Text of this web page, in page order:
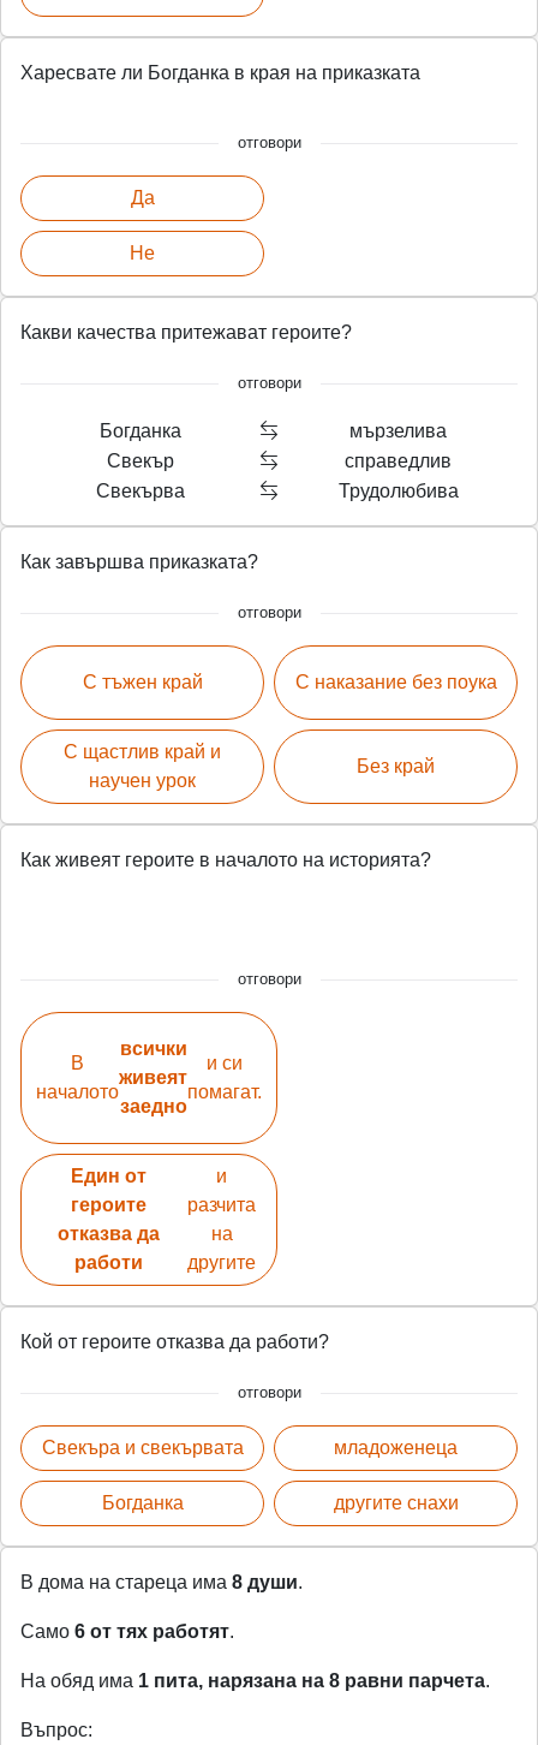
Харесвате ли Богданка в края на приказката
отговори
Да
Не
Какви качества притежават героите?
отговори
Богданка
мързелива
Свекър
справедлив
Свекърва
Трудолюбива
Как завършва приказката?
отговори
С тъжен край
С щастлив край и
научен урок
С наказание без поука
Без край
Как живеят героите в началото на историята?
отговори
В
началото
всички
живеят
заедно
и си
помагат.
Един от
героите
отказва да
работи
и
разчита
на
другите
Кой от героите отказва да работи?
отговори
Свекъра и свекървата
Богданка
младоженеца
другите снахи
В дома на стареца има 8 души.
Само 6 от тях работят.
На обяд има 1 пита, нарязана на 8 равни парчета.
Въпрос: